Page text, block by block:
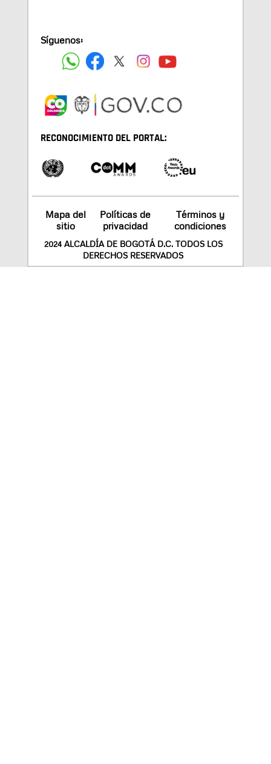
Síguenos:
RECONOCIMIENTO DEL PORTAL:
Mapa del
sitio
Políticas de
privacidad
Términos y
condiciones
2024 ALCALDÍA DE BOGOTÁ D.C. TODOS LOS
DERECHOS RESERVADOS